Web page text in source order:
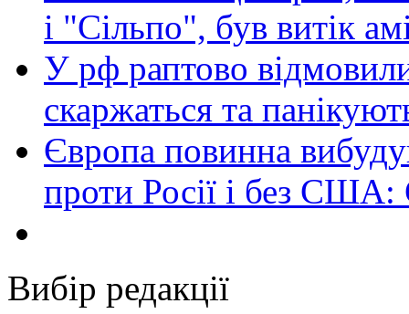
і "Сільпо", був витік
У рф раптово
скаржаться та
Європа повинна
проти Росії і без США:
Вибір редакції